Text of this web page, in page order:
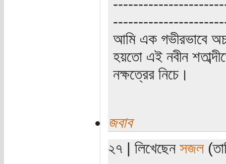
আমি এক গভীরভাবে
হয়তো এই নবীন
নক্ষত্রের নিচে।
জবাব
২৭ | লিখেছেন সজল